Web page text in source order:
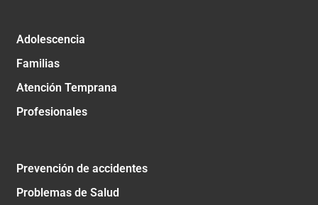
Adolescencia
Familias
Atención Temprana
Profesionales
Prevención de accidentes
Problemas de Salud